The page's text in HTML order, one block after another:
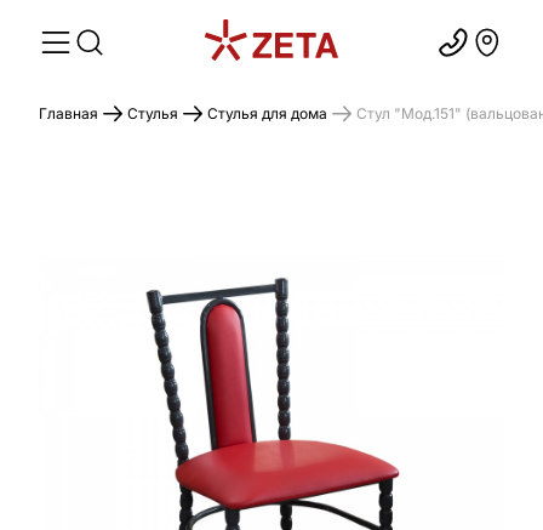
Главная Стулья Стулья для дома Стул "Мод.151"